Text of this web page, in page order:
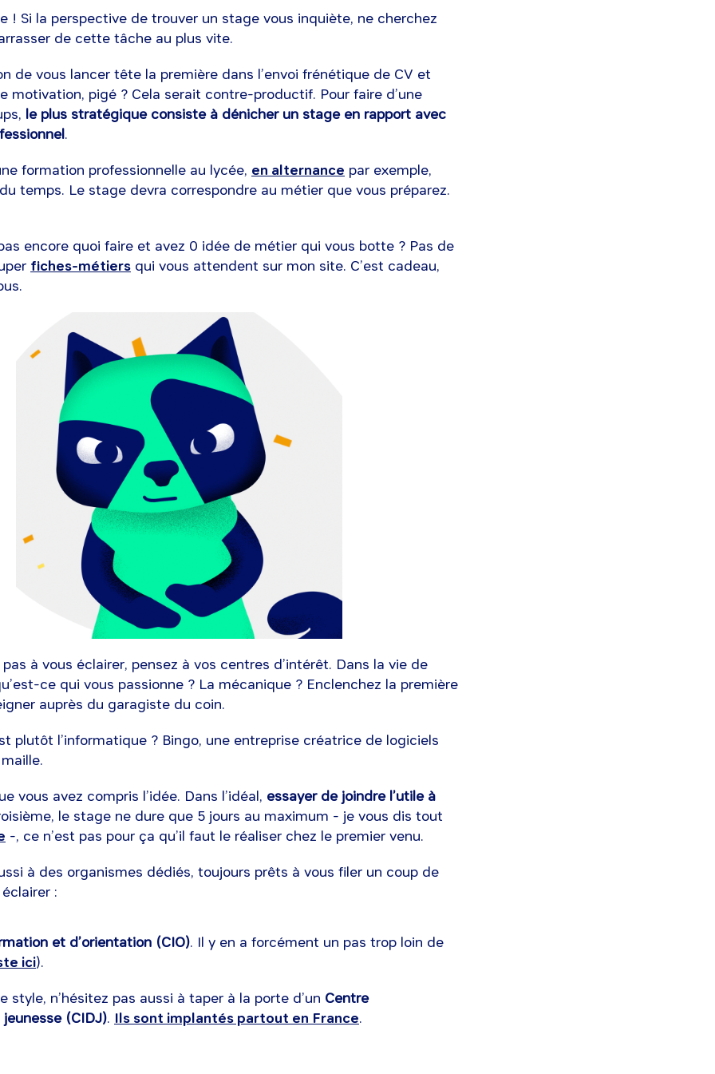
! Si la perspective de trouver un stage vous inquiète, ne cherchez
de cette tâche au plus vite.
de vous lancer tête la première dans l’envoi frénétique de CV et
motivation, pigé ? Cela serait contre-productif. Pour faire d’une
le plus stratégique consiste à dénicher un stage en rapport avec
.
formation professionnelle au lycée, en alternance par exemple,
temps. Le stage devra correspondre au métier que vous préparez.
encore quoi faire et avez 0 idée de métier qui vous botte ? Pas de
fiches-métiers qui vous attendent sur mon site. C’est cadeau,
à vous éclairer, pensez à vos centres d’intérêt. Dans la vie de
ce qui vous passionne ? La mécanique ? Enclenchez la première
auprès du garagiste du coin.
plutôt l’informatique ? Bingo, une entreprise créatrice de logiciels
vous avez compris l’idée. Dans l’idéal, essayer de joindre l’utile à
le stage ne dure que 5 jours au maximum - je vous dis tout
-, ce n’est pas pour ça qu’il faut le réaliser chez le premier venu.
à des organismes dédiés, toujours prêts à vous filer un coup de
:
et d’orientation (CIO). Il y en a forcément un pas trop loin de
ici).
style, n’hésitez pas aussi à taper à la porte d’un Centre
(CIDJ). Ils sont implantés partout en France.